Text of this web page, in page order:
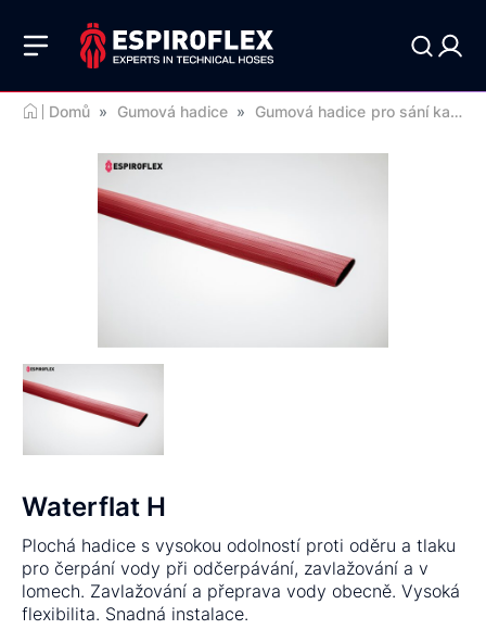
Domů » Gumová hadice » Gumová hadice pro sání kapalin
Waterflat H
Plochá hadice s vysokou odolností proti oděru a tlaku
pro čerpání vody při odčerpávání, zavlažování a v
lomech. Zavlažování a přeprava vody obecně. Vysoká
flexibilita. Snadná instalace.